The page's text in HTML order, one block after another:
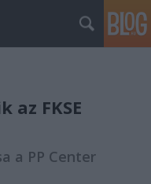
az FKSE
a PP Center